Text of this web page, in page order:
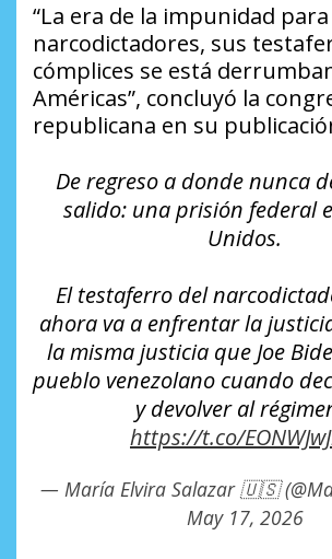
“La era de la impunidad
narcodictadores, sus
cómplices se está
Américas”, concluyó la
republicana en su
De regreso a donde nunca
salido: una prisión federal
Unidos.
El testaferro del
ahora va a enfrentar la
la misma justicia que Joe
pueblo venezolano cuando
y devolver al
https://t.co/
— María Elvira Salazar 🇺🇸
May 17, 2026